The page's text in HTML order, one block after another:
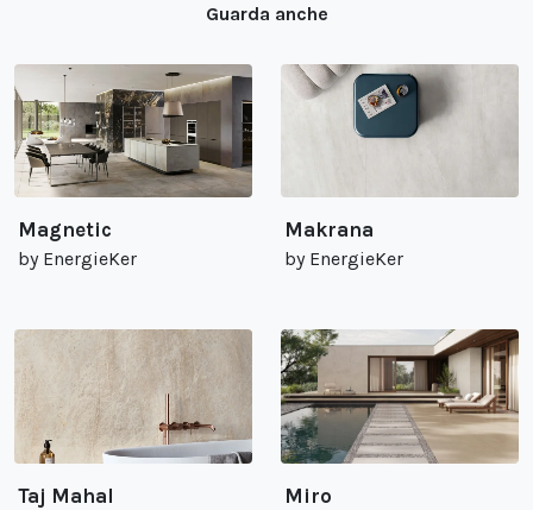
Guarda anche
Magnetic
by EnergieKer
Makrana
by EnergieKer
Taj Mahal Miro